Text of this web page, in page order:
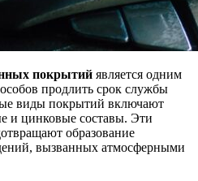
покрытий является одним
продлить срок службы
виды покрытий включают
и цинковые составы. Эти
образование
вызванных атмосферными